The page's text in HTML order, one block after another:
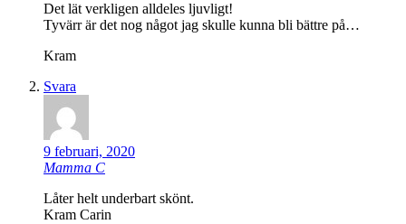
Det lät verkligen alldeles ljuvligt!
Tyvärr är det nog något jag skulle kunna bli bättre på…
Kram
Svara
9 februari, 2020
Mamma C
Låter helt underbart skönt.
Kram Carin